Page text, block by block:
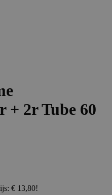
+ 2r Tube 60
€ 13,80!